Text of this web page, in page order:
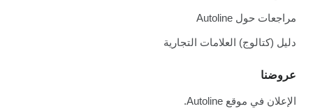
مراجعات حول Autoline
دليل (كتالوج) العلامات التجارية
عروضنا
الإعلان في موقع Autoline.